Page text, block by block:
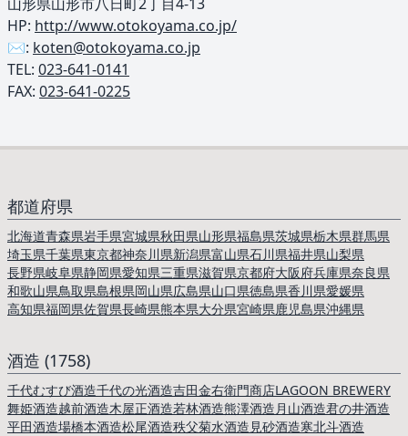
HP: http://www.otokoyama.co.jp/
✉️: koten@otokoyama.co.jp
TEL: ︎ 023-641-0141
FAX: 023-641-0225
都道府県
北海道青森県岩手県宮城県秋田県山形県福島県茨城県栃木県群馬県
埼玉県千葉県東京都神奈川県新潟県富山県石川県福井県山梨県
長野県岐阜県静岡県愛知県三重県滋賀県京都府大阪府兵庫県奈良県
和歌山県鳥取県島根県岡山県広島県山口県徳島県香川県愛媛県
高知県福岡県佐賀県長崎県熊本県大分県宮崎県鹿児島県沖縄県
酒造 (1758)
千代むすび酒造千代の光酒造吉田金右衛門商店LAGOON BREWERY
舞姫酒造越前酒造木屋正酒造若林酒造熊澤酒造月山酒造君の井酒造
平田酒造場橋本酒造松尾酒造秩父菊水酒造 見砂酒造寒北斗酒造